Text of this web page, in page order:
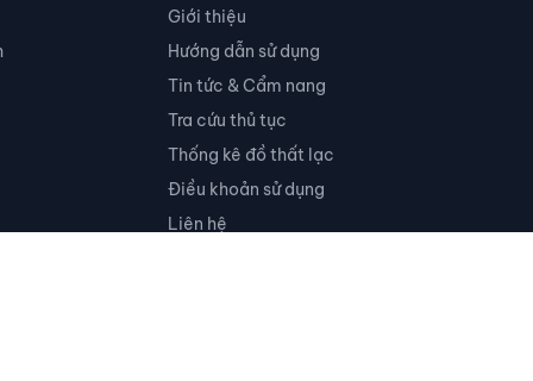
Giới thiệu
Hướng dẫn sử dụng
Tin tức & Cẩm nang
Tra cứu thủ tục
Thống kê đồ thất lạc
Điều khoản sử dụng
Liên hệ